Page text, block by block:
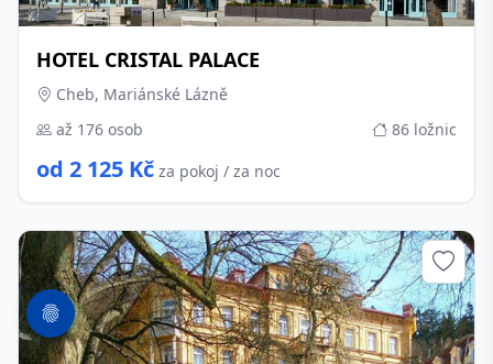
HOTEL CRISTAL PALACE
Cheb, Mariánské Lázně
až 176 osob
86 ložnic
od 2 125 Kč za pokoj / za noc